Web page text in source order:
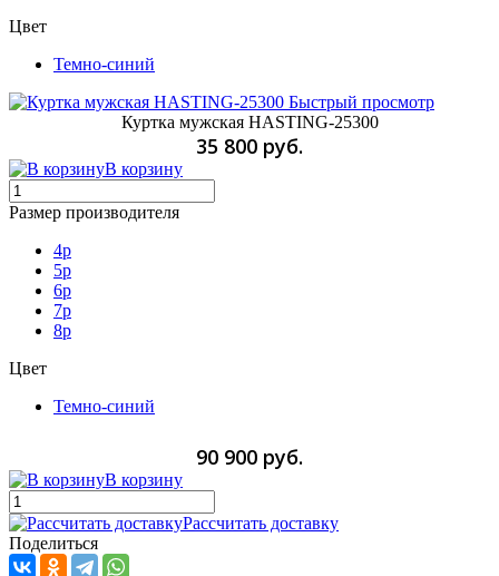
Цвет
Темно-синий
Быстрый просмотр
Куртка мужская HASTING-25300
35 800 руб.
В корзину
Размер производителя
4р
5р
6р
7р
8р
Цвет
Темно-синий
90 900 руб.
В корзину
Рассчитать доставку
Поделиться